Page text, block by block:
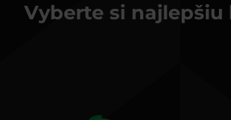
Vyberte si najlepšiu